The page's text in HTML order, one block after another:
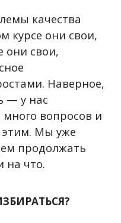
качества
курсе они свои,
они свои,
Наверное,
— у нас
вопросов и
этим. Мы уже
продолжать
на что.